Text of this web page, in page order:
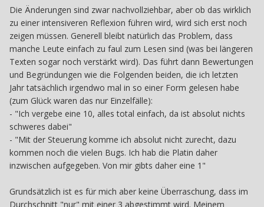
Die Änderungen sind zwar nachvollziehbar, aber ob das wirklich
zu einer intensiveren Reflexion führen wird, wird sich erst noch
zeigen müssen. Generell bleibt natürlich das Problem, dass
manche Leute einfach zu faul zum Lesen sind (was bei längeren
Texten sogar noch verstärkt wird). Das führt dann Bewertungen
und Begründungen wie die Folgenden beiden, die ich letzten
Jahr tatsächlich irgendwo mal in so einer Form gelesen habe
(zum Glück waren das nur Einzelfälle):
- "Ich vergebe eine 10, alles total einfach, da ist absolut nichts
schweres dabei"
- "Mit der Steuerung komme ich absolut nicht zurecht, dazu
kommen noch die vielen Bugs. Ich hab die Platin daher
inzwischen aufgegeben. Von mir gibts daher eine 1"
Grundsätzlich ist es für mich aber keine Überraschung, dass im
Durchschnitt "nur" mit einer 3 abgestimmt wird. Meinem